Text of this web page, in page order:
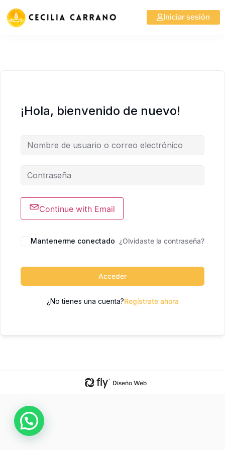
Iniciar sesión
¡Hola, bienvenido de nuevo!
Continue with Email
Mantenerme conectado ¿Olvidaste la contraseña?
Acceder
¿No tienes una cuenta?Regístrate ahora
Diseño Web